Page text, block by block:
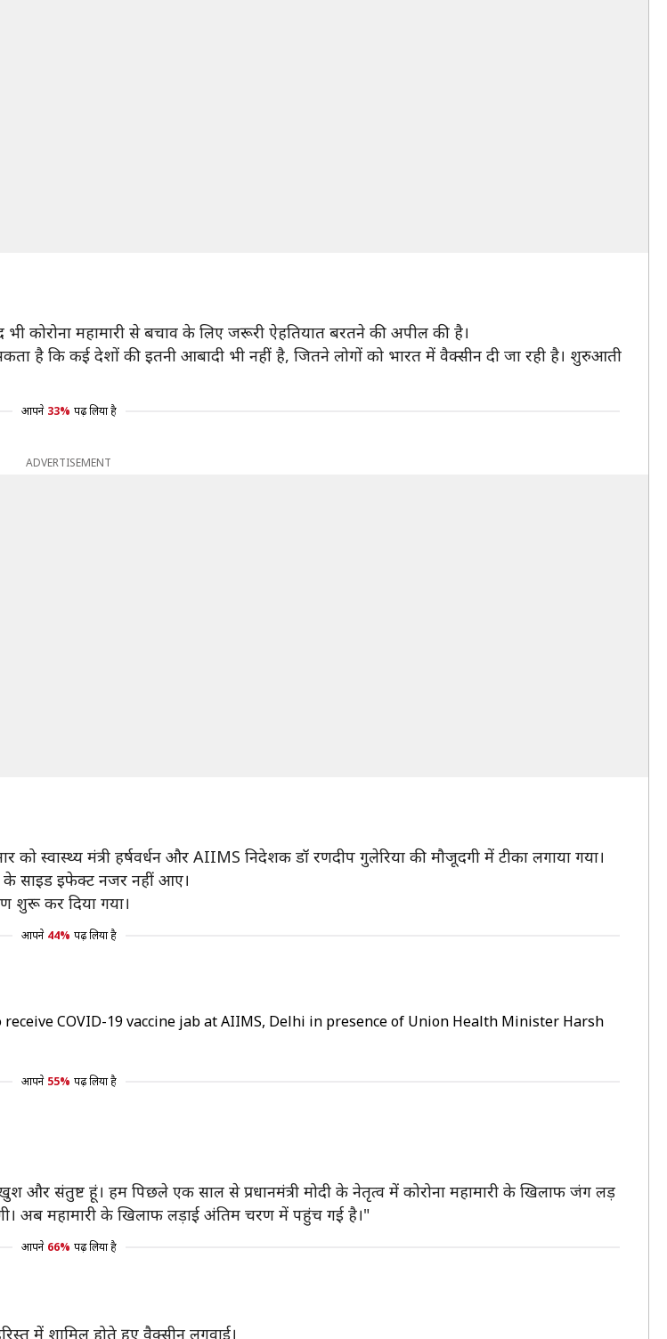
भी कोरोना महामारी से बचाव के लिए जरूरी ऐहतियात बरतने की अपील की है।
है कि कई देशों की इतनी आबादी भी नहीं है, जितने लोगों को भारत में वैक्सीन दी जा रही है। शुरुआती
आपने 33% पढ़ लिया है
ADVERTISEMENT
मंत्री हर्षवर्धन और AIIMS निदेशक डॉ रणदीप गुलेरिया की मौजूदगी में टीका लगाया गया।
के साइड इफेक्ट नजर नहीं आए।
शुरू कर दिया गया।
आपने 44% पढ़ लिया है
COVID-19 vaccine jab at AIIMS, Delhi in presence of Union Health Minister Harsh
आपने 55% पढ़ लिया है
और संतुष्ट हूं। हम पिछले एक साल से प्रधानमंत्री मोदी के नेतृत्व में कोरोना महामारी के खिलाफ जंग लड़
अब महामारी के खिलाफ लड़ाई अंतिम चरण में पहुंच गई है।"
आपने 66% पढ़ लिया है
में शामिल होते हुए वैक्सीन लगवाई।